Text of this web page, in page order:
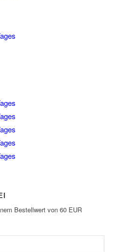
Bestellwert von 60 EUR